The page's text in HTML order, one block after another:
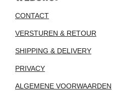
CONTACT
VERSTUREN & RETOUR
SHIPPING & DELIVERY
PRIVACY
ALGEMENE VOORWAARDEN